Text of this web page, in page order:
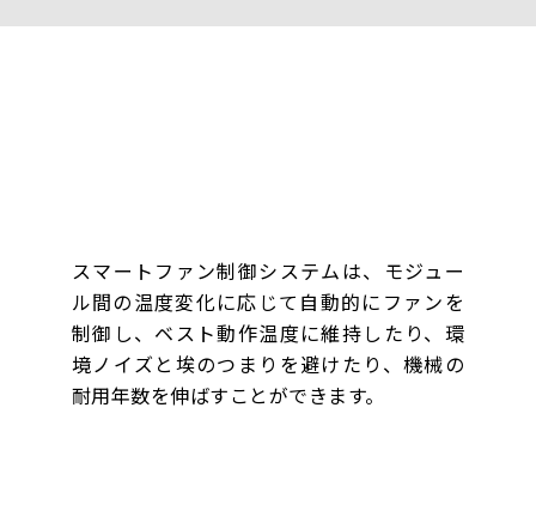
スマートファン制御システムは、モジュー
ル間の温度変化に応じて自動的にファンを
制御し、ベスト動作温度に維持したり、環
境ノイズと埃のつまりを避けたり、機械の
耐用年数を伸ばすことができます。